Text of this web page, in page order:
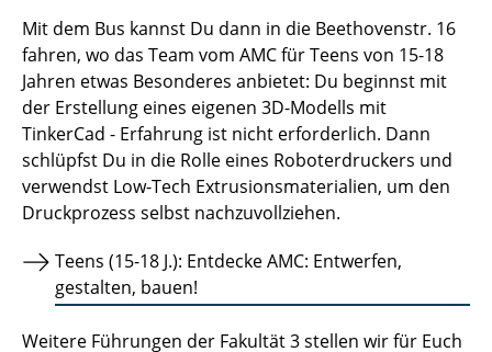
Mit dem Bus kannst Du dann in die Beethovenstr. 16
fahren, wo das Team vom AMC für Teens von 15-18
Jahren etwas Besonderes anbietet: Du beginnst mit
der Erstellung eines eigenen 3D-Modells mit
TinkerCad - Erfahrung ist nicht erforderlich. Dann
schlüpfst Du in die Rolle eines Roboterdruckers und
verwendst Low-Tech Extrusionsmaterialien, um den
Druckprozess selbst nachzuvollziehen.
Teens (15-18 J.): Entdecke AMC: Entwerfen,
gestalten, bauen!
Weitere Führungen der Fakultät 3 stellen wir für Euch